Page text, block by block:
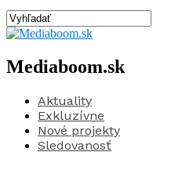
Mediaboom.sk
Aktuality
Exkluzívne
Nové projekty
Sledovanosť